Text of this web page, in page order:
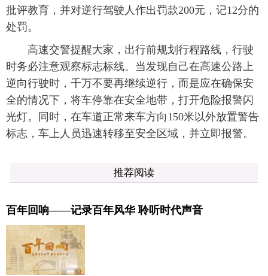
批评教育，并对逆行驾驶人作出罚款200元，记12分的
处罚。
高速交警提醒大家，出行前规划行程路线，行驶
时务必注意观察标志标线。当发现自己在高速公路上
逆向行驶时，千万不要再继续逆行，而是应在确保安
全的情况下，将车停靠在安全地带，打开危险报警闪
光灯。同时，在车道正常来车方向150米以外放置警告
标志，车上人员迅速转移至安全区域，并立即报警。
推荐阅读
百年回响——记录百年风华 聆听时代声音